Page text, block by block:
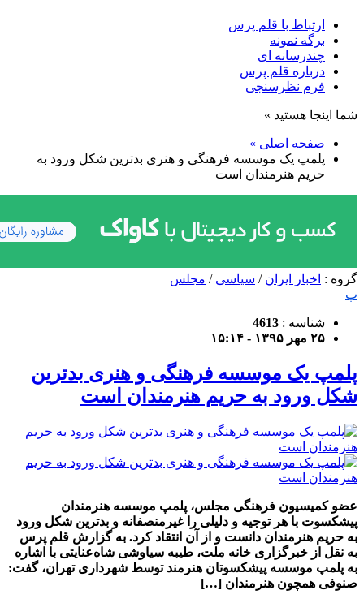
ارتباط با قلم پرس
برگه نمونه
چندرسانه ای
درباره قلم پرس
فرم نظرسنجی
شما اینجا هستید »
صفحه اصلی »
پلمپ یک موسسه فرهنگی و هنری بدترین شکل ورود به
حریم هنرمندان است
گروه : اخبار ایران / سیاسی / مجلس
پ
شناسه : 4613
۲۵ مهر ۱۳۹۵ - ۱۵:۱۴
پلمپ یک موسسه فرهنگی و هنری بدترین
شکل ورود به حریم هنرمندان است
عضو کمیسیون فرهنگی مجلس، پلمپ موسسه هنرمندان
پیشکسوت با هر توجیه و دلیلی را غیرمنصفانه و بدترین شکل ورود
به حریم هنرمندان دانست و از آن انتقاد کرد. به گزارش قلم پرس
به نقل از خبرگزاری خانه ملت، طیبه سیاوشی شاه‌عنایتی با اشاره
به پلمپ موسسه پیشکسوتان هنرمند توسط شهرداری تهران، گفت:
صنوفی همچون هنرمندان […]